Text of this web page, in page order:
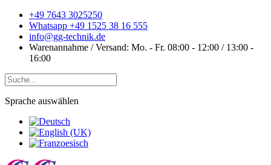
+49 7643 3025250
Whatsapp +49 1525 38 16 555
info@gg-technik.de
Warenannahme / Versand: Mo. - Fr. 08:00 - 12:00 / 13:00 -
16:00
Sprache auswählen